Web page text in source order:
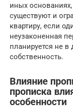
иных
существуют и
квартиру, если
неузаконенная
планируется не
собственность.
Влияние
прописка
особенности